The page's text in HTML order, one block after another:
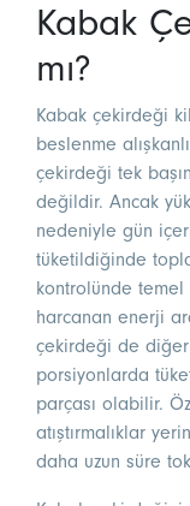
Kabak
mı?
Kabak çekirdeği
beslenme
çekirdeği tek
değildir. Ancak
nedeniyle gün
tüketildiğinde
kontrolünde
harcanan enerji
çekirdeği de
porsiyonlarda
parçası olabilir.
atıştırmalıklar
daha uzun süre